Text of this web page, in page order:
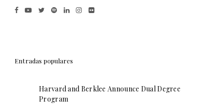
Entradas populares
Harvard and Berklee Announce Dual Degree
Program